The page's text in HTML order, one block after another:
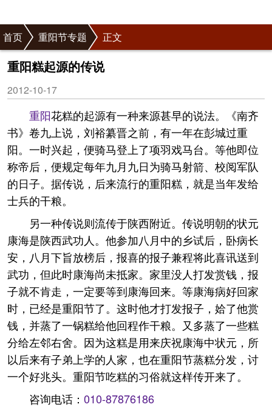
首页 重阳节专题 正文
重阳糕起源的传说
2012-10-17
重阳花糕的起源有一种来源甚早的说法。《南齐
书》卷九上说，刘裕纂晋之前，有一年在彭城过重
阳。一时兴起，便骑马登上了项羽戏马台。等他即位
称帝后，便规定每年九月九日为骑马射箭、校阅军队
的日子。据传说，后来流行的重阳糕，就是当年发给
士兵的干粮。
另一种传说则流传于陕西附近。传说明朝的状元
康海是陕西武功人。他参加八月中的乡试后，卧病长
安，八月下旨放榜后，报喜的报子兼程将此喜讯送到
武功，但此时康海尚未抵家。家里没人打发赏钱，报
子就不肯走，一定要等到康海回来。等康海病好回家
时，已经是重阳节了。这时他才打发报子，姶了他赏
钱，并蒸了一锅糕给他回程作干粮。又多蒸了一些糕
分给左邻右舍。因为这糕是用来庆祝康海中状元，所
以后来有子弟上学的人家，也在重阳节蒸糕分发，讨
一个好兆头。重阳节吃糕的习俗就这样传开来了。
咨询电话： 010-87876186